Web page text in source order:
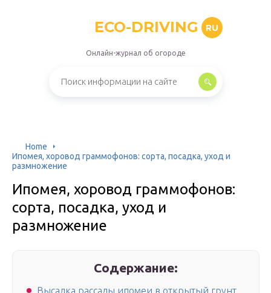
ECO-DRIVING RU
Онлайн-журнал об огороде
Home
Ипомея, хоровод граммофонов: сорта, посадка, уход и
размножение
Ипомея, хоровод граммофонов:
сорта, посадка, уход и
размножение
Содержание:
Высадка рассады ипомеи в открытый грунт